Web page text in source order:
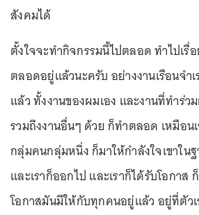
สังคมได้
ตั้งใจจะทำกิจกรรมนี้ไปตลอด ทำไปเรื่
ตลอดอยู่แล้วนะครับ อย่างงานเรือนจำเ
แล้ว ทั้งงานของผมเอง และงานที่ทำร่
รวมถึงงานอื่นๆ ด้วย ก็ทำตลอด เหมือน
กลุ่มคนกลุ่มหนึ่ง ก็มาให้กำลังใจเขาใน
และเราก็ออกไป และเราก็ได้รับโอกาส
โอกาสมันมีให้กับทุกคนอยู่แล้ว อยู่ที่ตัวเ